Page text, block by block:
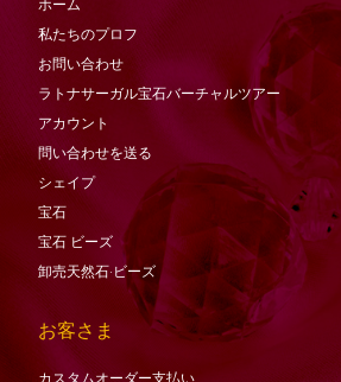
ホーム
私たちのプロフ
お問い合わせ
ラトナサーガル宝石バーチャ​​ルツアー
アカウント
問い合わせを送る
シェイプ
宝石
宝石 ビーズ
卸売天然石·ビーズ
お客さま
カスタムオーダー支払い